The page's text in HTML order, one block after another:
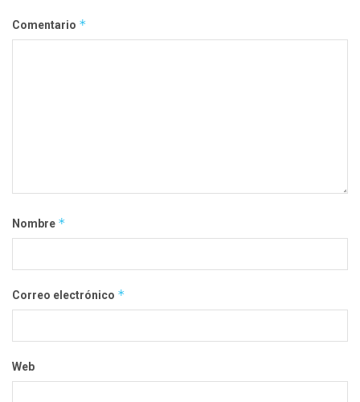
Comentario *
Nombre *
Correo electrónico *
Web